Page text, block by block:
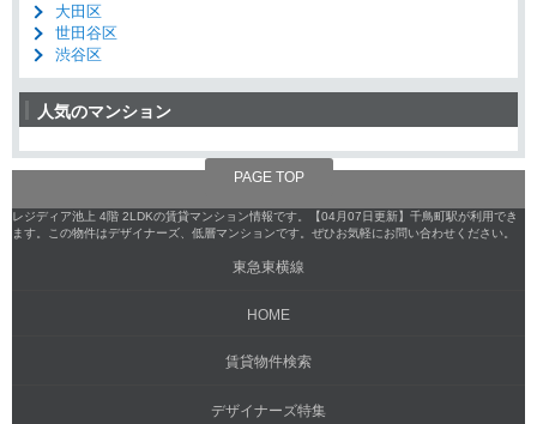
大田区
世田谷区
渋谷区
人気のマンション
PAGE TOP
レジディア池上 4階 2LDKの賃貸マンション情報です。【04月07日更新】千鳥町駅が利用でき
ます。この物件はデザイナーズ、低層マンションです。ぜひお気軽にお問い合わせください。
東急東横線
HOME
賃貸物件検索
デザイナーズ特集